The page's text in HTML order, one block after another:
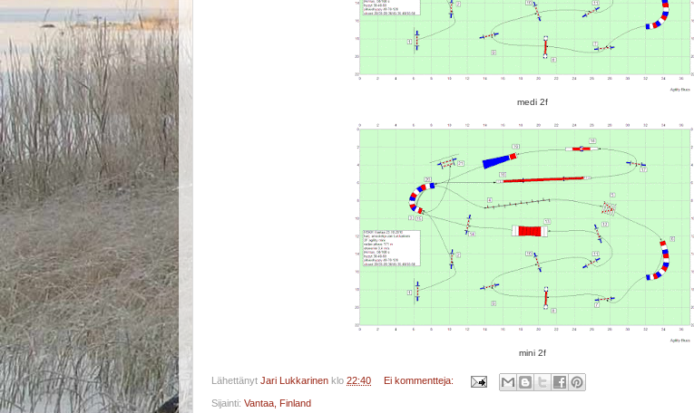
medi 2f
mini 2f
Lähettänyt Jari Lukkarinen klo 22:40 Ei kommentteja:
Sijainti: Vantaa, Finland